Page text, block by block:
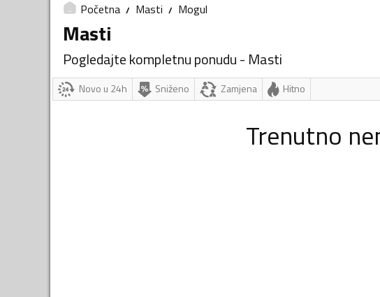
Početna Masti Mogul
Masti
Pogledajte kompletnu ponudu - Masti
Novo u 24h Sniženo Zamjena Hitno
Trenutno